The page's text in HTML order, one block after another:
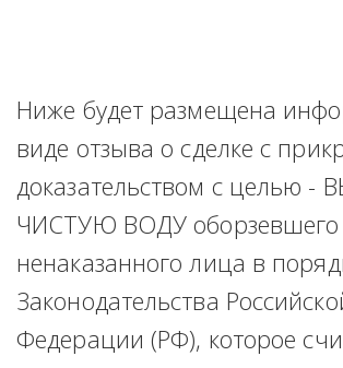
Ниже будет размещена
виде отзыва о сделке с
доказательством с целью -
ЧИСТУЮ ВОДУ оборзевшего
ненаказанного лица в
Законодательства
Федерации (РФ), которое